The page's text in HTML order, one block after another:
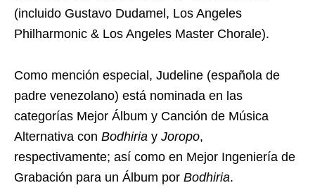
(incluido Gustavo Dudamel, Los Angeles
Philharmonic & Los Angeles Master Chorale).
Como mención especial, Judeline (española de
padre venezolano) está nominada en las
categorías Mejor Álbum y Canción de Música
Alternativa con Bodhiria y Joropo,
respectivamente; así como en Mejor Ingeniería de
Grabación para un Álbum por Bodhiria.